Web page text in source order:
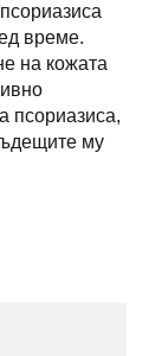
време.
на кожата
псориазиса,
му